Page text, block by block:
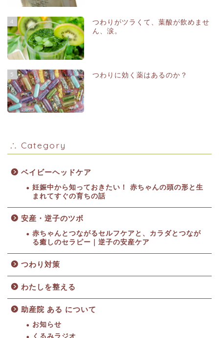
4
つわりがツラくて、葉酸が飲めませ
ん、涙。
5 つわりに効く薬はあるのか？
∴ Category
ベイビーヘッドケア
妊娠中から知っておきたい！ 赤ちゃんの頭の形と生
まれてすぐの育ちの話
安産・逆子のツボ
赤ちゃんとつながるセルフケアと、カラダとつなが
る癒しのセラピー｜逆子の安産ケア
つわり対策
わたしを整える
助産院 ある について
お知らせ
くるみラジオ